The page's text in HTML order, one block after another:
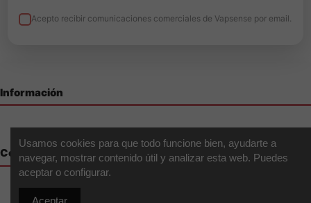
Acepto recibir comunicaciones comerciales de Vapsense por email.
Información
Contáctenos
Usamos cookies para que todo funcione bien, ayudarte a
navegar, mostrar contenido útil y analizar esta web. Puedes
aceptar o configurar.
Aceptar